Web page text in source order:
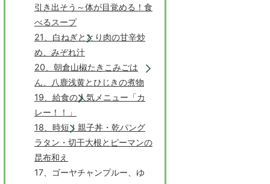
引き出そう～体が目覚める！食
べるスープ
21、白ねぎととり肉の甘辛炒
め、みぞれ汁
20、朝倉山椒たきこみごは
ん、八鹿浅黄とひじきの煮物
19、給食の人気メニュー「カ
レー！！」
18、時短！親子丼・乾パング
ラタン・切干大根とピーマンの
昆布和え
17、ゴーヤチャンプルー、ゆ